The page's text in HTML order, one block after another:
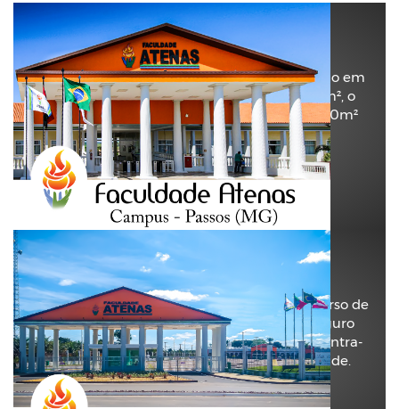
Faculdade Atenas
Passos (MG)
A Faculdade Atenas de Passos (MG) teve início em
2018, com o curso de Medicina. Com 4.168m², o
campus já recebe ampliação de outros 4.400m²
para novas turmas e novos cursos.
Ver Localização.
Faculdade Atenas
Porto Seguro (MG)
A Faculdade Atenas Porto Seguro oferta o Curso de
Medicina, atendendo a cidade de Porto Seguro
(BA) e região. Com 36.575m² o campus encontra-
se em uma das principais avenidas da cidade.